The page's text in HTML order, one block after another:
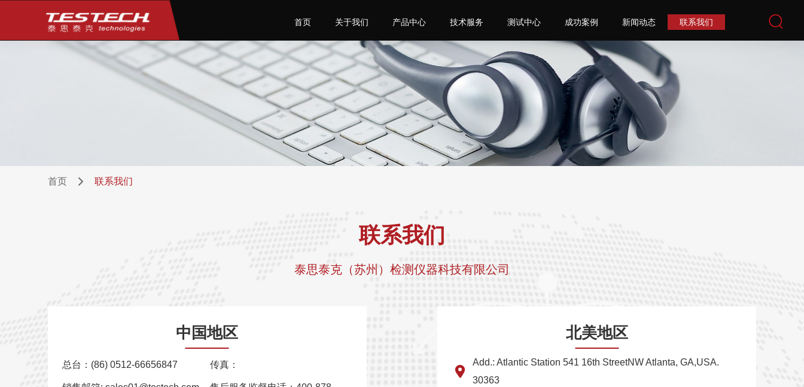
首页 关于我们 产品中心 技术服务 测试中心 成功案例 新闻动态 联系我们
首页 联系我们
联系我们
泰思泰克（苏州）检测仪器科技有限公司
中国地区
总台：(86) 0512-66656847 传真：
北美地区
Add.: Atlantic Station 541 16th StreetNW Atlanta, GA,USA.
30363